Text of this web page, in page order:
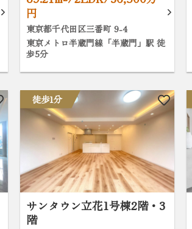
円
東京都千代田区三番町 9-4
東京メトロ半蔵門線「半蔵門」駅 徒
歩5分
徒歩1分
サンタウン立花1号棟2階・3
階